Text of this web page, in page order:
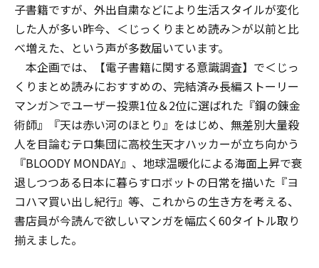
子書籍ですが、外出自粛などにより生活スタイルが変化
した人が多い昨今、＜じっくりまとめ読み＞が以前と比
べ増えた、という声が多数届いています。
本企画では、【電子書籍に関する意識調査】で＜じっ
くりまとめ読みにおすすめの、完結済み長編ストーリー
マンガ＞でユーザー投票1位＆2位に選ばれた『鋼の錬金
術師』『天は赤い河のほとり』をはじめ、無差別大量殺
人を目論むテロ集団に高校生天才ハッカーが立ち向かう
『BLOODY MONDAY』、地球温暖化による海面上昇で衰
退しつつある日本に暮らすロボットの日常を描いた『ヨ
コハマ買い出し紀行』等、これからの生き方を考える、
書店員が今読んで欲しいマンガを幅広く60タイトル取り
揃えました。